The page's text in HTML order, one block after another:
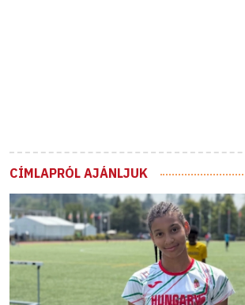
CÍMLAPRÓL AJÁNLJUK